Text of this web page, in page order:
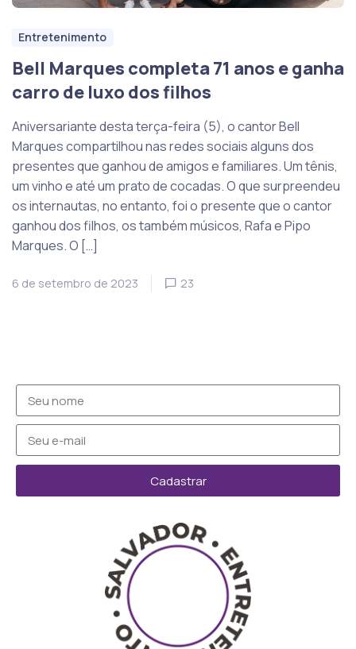
Entretenimento
Bell Marques completa 71 anos e ganha
carro de luxo dos filhos
Aniversariante desta terça-feira (5), o cantor Bell
Marques compartilhou nas redes sociais alguns dos
presentes que ganhou de amigos e familiares. Um tênis,
um vinho e até um prato de cocadas. O que surpreendeu
os internautas, no entanto, foi o presente que o cantor
ganhou dos filhos, os também músicos, Rafa e Pipo
Marques. O […]
6 de setembro de 2023 23
Cadastrar